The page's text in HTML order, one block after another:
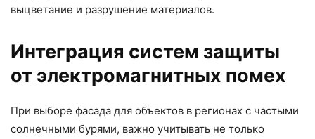
выцветание и разрушение материалов.
Интеграция систем защиты
от электромагнитных помех
При выборе фасада для объектов в регионах с частыми
солнечными бурями, важно учитывать не только